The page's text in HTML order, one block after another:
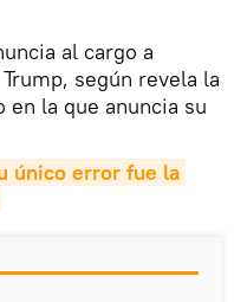
al cargo a
según revela la
en la que anuncia su
único error fue la